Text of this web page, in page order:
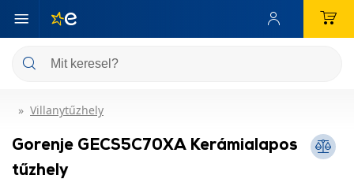
Villanytűzhely
Gorenje GECS5C70XA Kerámialapos
tűzhely